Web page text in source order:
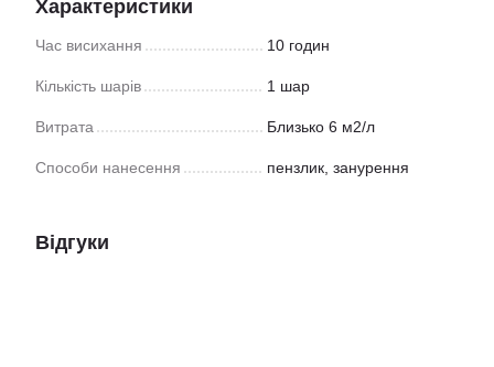
Характеристики
Час висихання 10 годин
Кількість шарів 1 шар
Витрата Близько 6 м2/л
Способи нанесення пензлик, занурення
Відгуки